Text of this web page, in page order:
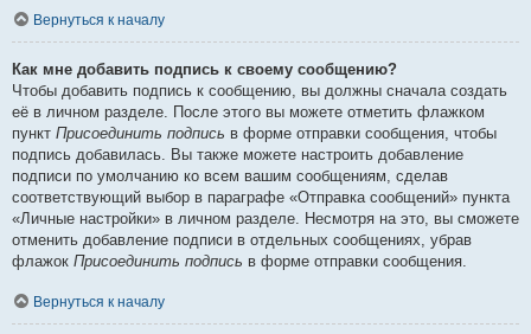
Вернуться к началу
Как мне добавить подпись к своему сообщению?
Чтобы добавить подпись к сообщению, вы должны сначала создать
её в личном разделе. После этого вы можете отметить флажком
пункт Присоединить подпись в форме отправки сообщения, чтобы
подпись добавилась. Вы также можете настроить добавление
подписи по умолчанию ко всем вашим сообщениям, сделав
соответствующий выбор в параграфе «Отправка сообщений» пункта
«Личные настройки» в личном разделе. Несмотря на это, вы сможете
отменить добавление подписи в отдельных сообщениях, убрав
флажок Присоединить подпись в форме отправки сообщения.
Вернуться к началу